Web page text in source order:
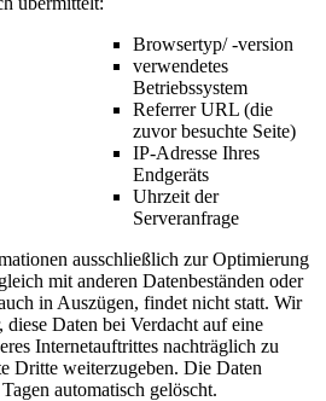
Browsertyp/ -version
verwendetes
Betriebssystem
Referrer URL (die
zuvor besuchte Seite)
IP-Adresse Ihres
Endgeräts
Uhrzeit der
Serveranfrage
ausschließlich zur Optimierung
mit anderen Datenbeständen oder
in Auszügen, findet nicht statt. Wir
diese Daten bei Verdacht auf eine
Internetauftrittes nachträglich zu
Dritte weiterzugeben. Die Daten
automatisch gelöscht.